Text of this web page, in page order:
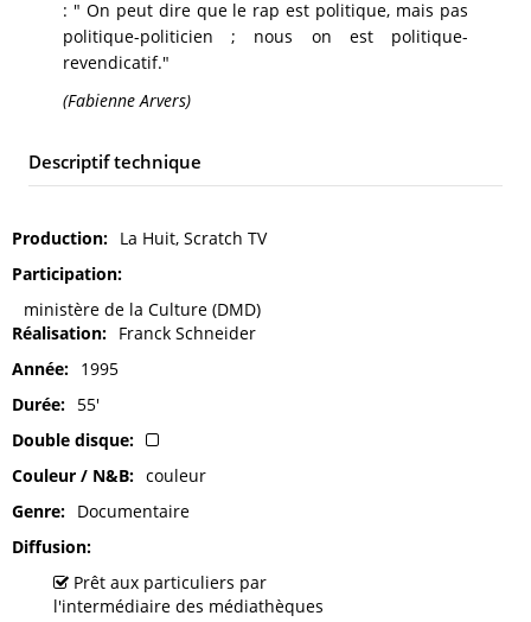
: " On peut dire que le rap est politique, mais pas
politique-politicien ; nous on est politique-
revendicatif."
(Fabienne Arvers)
Descriptif technique
Production
La Huit, Scratch TV
Participation
ministère de la Culture (DMD)
Réalisation
Franck Schneider
Année
1995
Durée
55'
Double disque
Couleur / N&B
couleur
Genre
Documentaire
Diffusion
Prêt aux particuliers par
l'intermédiaire des médiathèques